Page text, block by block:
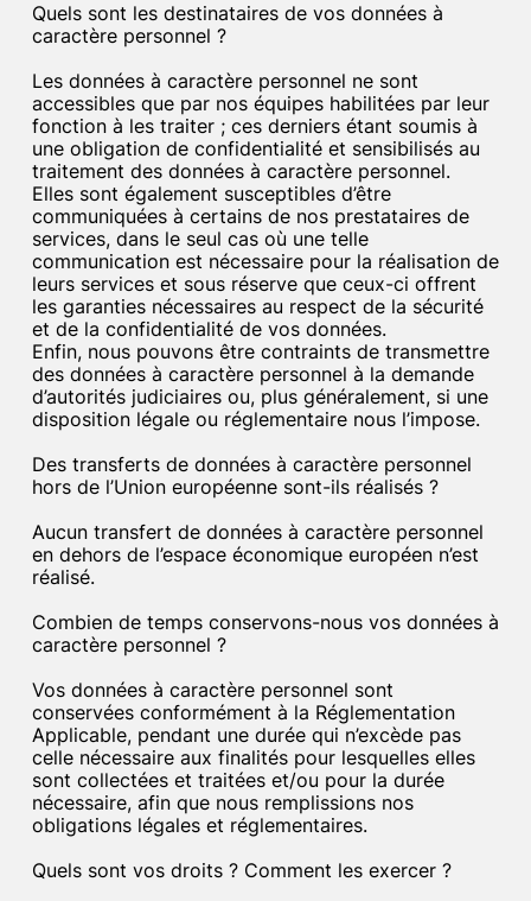
Quels sont les destinataires de vos données à
caractère personnel ?
Les données à caractère personnel ne sont
accessibles que par nos équipes habilitées par leur
fonction à les traiter ; ces derniers étant soumis à
une obligation de confidentialité et sensibilisés au
traitement des données à caractère personnel.
Elles sont également susceptibles d’être
communiquées à certains de nos prestataires de
services, dans le seul cas où une telle
communication est nécessaire pour la réalisation de
leurs services et sous réserve que ceux-ci offrent
les garanties nécessaires au respect de la sécurité
et de la confidentialité de vos données.
Enfin, nous pouvons être contraints de transmettre
des données à caractère personnel à la demande
d’autorités judiciaires ou, plus généralement, si une
disposition légale ou réglementaire nous l’impose.
Des transferts de données à caractère personnel
hors de l’Union européenne sont-ils réalisés ?
Aucun transfert de données à caractère personnel
en dehors de l’espace économique européen n’est
réalisé.
Combien de temps conservons-nous vos données à
caractère personnel ?
Vos données à caractère personnel sont
conservées conformément à la Réglementation
Applicable, pendant une durée qui n’excède pas
celle nécessaire aux finalités pour lesquelles elles
sont collectées et traitées et/ou pour la durée
nécessaire, afin que nous remplissions nos
obligations légales et réglementaires.
Quels sont vos droits ? Comment les exercer ?